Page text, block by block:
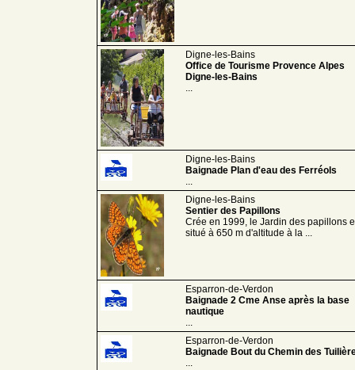
Digne-les-Bains
Office de Tourisme Provence Alpes
Digne-les-Bains
...
Digne-les-Bains
Baignade Plan d'eau des Ferréols
...
Digne-les-Bains
Sentier des Papillons
Crée en 1999, le Jardin des papillons
situé à 650 m d'altitude à la ...
Esparron-de-Verdon
Baignade 2 Cme Anse après la base
nautique
...
Esparron-de-Verdon
Baignade Bout du Chemin des
...